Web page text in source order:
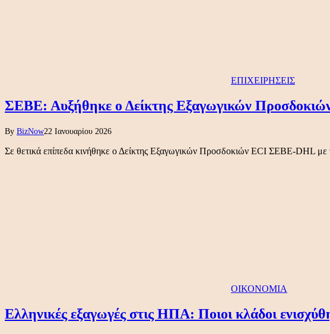
ΕΠΙΧΕΙΡΗΣΕΙΣ
ΣΕΒΕ: Αυξήθηκε ο Δείκτης Εξαγωγικών
By BizNow22 Ιανουαρίου 2026
Σε θετικά επίπεδα κινήθηκε ο Δείκτης Εξαγωγικών Προσδοκιών ECI ΣΕΒΕ-DHL με
ΟΙΚΟΝΟΜΙΑ
Ελληνικές εξαγωγές στις ΗΠΑ: Ποιοι κλάδοι